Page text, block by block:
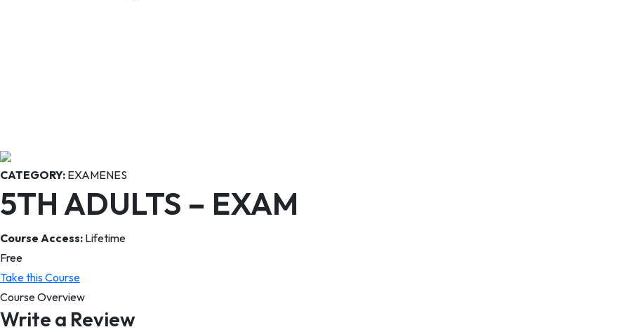
CATEGORY: EXAMENES
5TH ADULTS – EXAM
Course Access: Lifetime
Free
Take this Course
Course Overview
Write a Review